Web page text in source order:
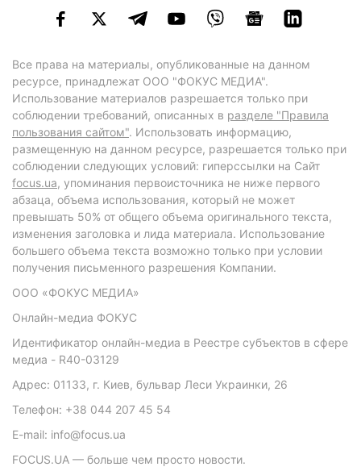
Все права на материалы, опубликованные на данном
ресурсе, принадлежат ООО "ФОКУС МЕДИА".
Использование материалов разрешается только при
соблюдении требований, описанных в разделе "Правила
пользования сайтом". Использовать информацию,
размещенную на данном ресурсе, разрешается только при
соблюдении следующих условий: гиперссылки на Сайт
focus.ua, упоминания первоисточника не ниже первого
абзаца, объема использования, который не может
превышать 50% от общего объема оригинального текста,
изменения заголовка и лида материала. Использование
большего объема текста возможно только при условии
получения письменного разрешения Компании.
ООО «ФОКУС МЕДИА»
Онлайн-медиа ФОКУС
Идентификатор онлайн-медиа в Реестре субъектов в сфере
медиа - R40-03129
Адрес: 01133, г. Киев, бульвар Леси Украинки, 26
Телефон: +38 044 207 45 54
E-mail: info@focus.ua
FOCUS.UA — больше чем просто новости.